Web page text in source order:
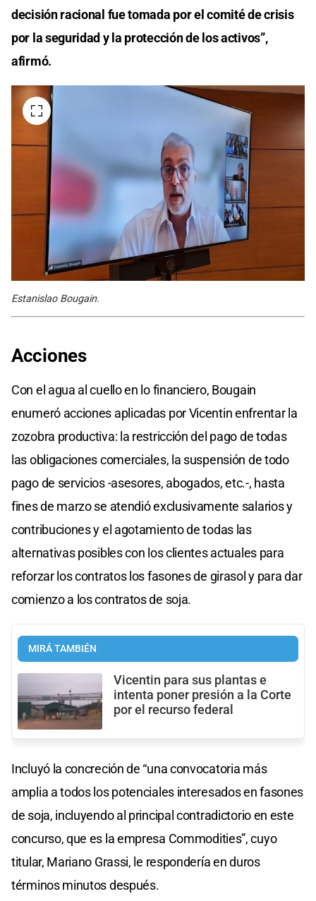
decisión racional fue tomada por el comité de crisis
por la seguridad y la protección de los activos”,
afirmó.
Estanislao Bougain.
Acciones
Con el agua al cuello en lo financiero, Bougain
enumeró acciones aplicadas por Vicentin enfrentar la
zozobra productiva: la restricción del pago de todas
las obligaciones comerciales, la suspensión de todo
pago de servicios -asesores, abogados, etc.-, hasta
fines de marzo se atendió exclusivamente salarios y
contribuciones y el agotamiento de todas las
alternativas posibles con los clientes actuales para
reforzar los contratos los fasones de girasol y para dar
comienzo a los contratos de soja.
MIRÁ TAMBIÉN
Vicentin para sus plantas e
intenta poner presión a la Corte
por el recurso federal
Incluyó la concreción de “una convocatoria más
amplia a todos los potenciales interesados en fasones
de soja, incluyendo al principal contradictorio en este
concurso, que es la empresa Commodities”, cuyo
titular, Mariano Grassi, le respondería en duros
términos minutos después.